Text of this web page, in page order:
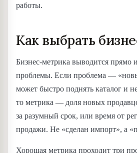
работы.
Как выбрать
Бизнес-метрика выводится прямо
проблемы. Если проблема —
может быстро поднять каталог и
то метрика — доля новых
за разумный срок, или время от
продажи. Не «сделан импорт», а
Хорошая метрика проходит три